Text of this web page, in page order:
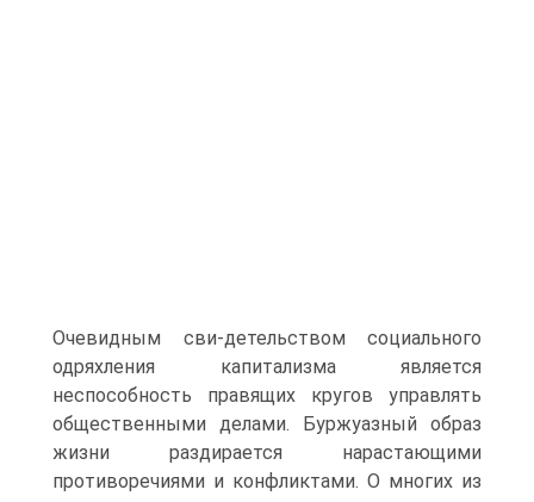
Очевидным сви-детельством социального
одряхления капитализма является
неспособность правящих кругов управлять
общественными делами. Буржуазный образ
жизни раздирается нарастающими
противоречиями и конфликтами. О многих из